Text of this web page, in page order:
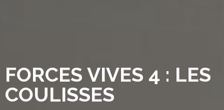
FORCES VIVES 4 : LES
COULISSES